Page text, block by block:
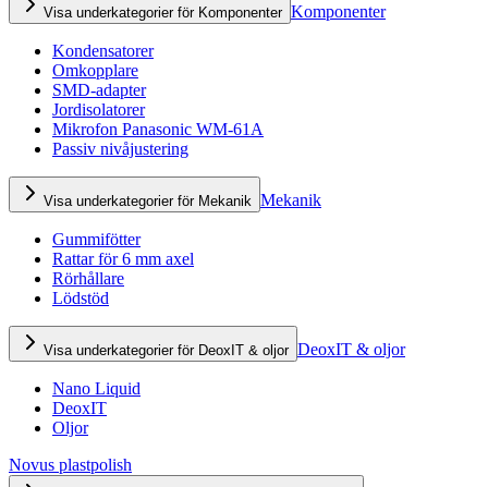
Visa underkategorier för Komponenter Komponenter
Kondensatorer
Omkopplare
SMD-adapter
Jordisolatorer
Mikrofon Panasonic WM-61A
Passiv nivåjustering
Visa underkategorier för Mekanik Mekanik
Gummifötter
Rattar för 6 mm axel
Rörhållare
Lödstöd
Visa underkategorier för DeoxIT & oljor DeoxIT & oljor
Nano Liquid
DeoxIT
Oljor
Novus plastpolish